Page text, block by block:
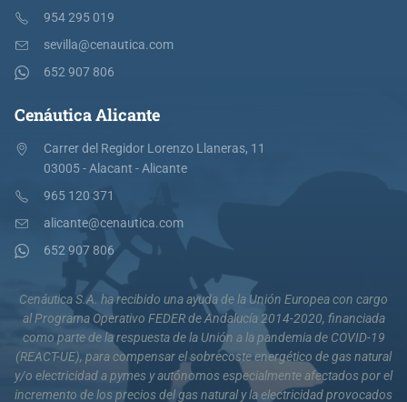
954 295 019
sevilla@cenautica.com
652 907 806
Cenáutica Alicante
Carrer del Regidor Lorenzo Llaneras, 11
03005 - Alacant - Alicante
965 120 371
alicante@cenautica.com
652 907 806
Cenáutica S.A. ha recibido una ayuda de la Unión Europea con cargo
al Programa Operativo FEDER de Andalucía 2014-2020, financiada
como parte de la respuesta de la Unión a la pandemia de COVID-19
(REACT-UE), para compensar el sobrecoste energético de gas natural
y/o electricidad a pymes y autónomos especialmente afectados por el
incremento de los precios del gas natural y la electricidad provocados